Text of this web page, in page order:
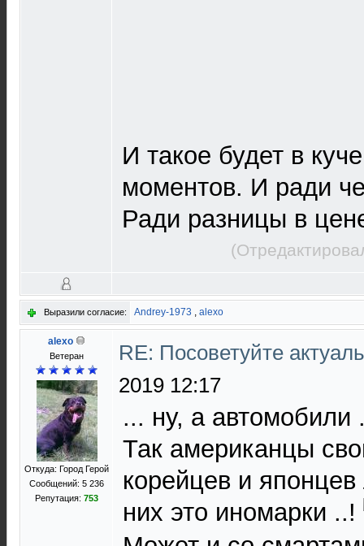
И такое будет в
моментов. И ради
Ради разницы в
Выразили согласие: Andrey-1973 , alexo
alexo
Ветеран
Откуда: Город Герой
Сообщений: 5 236
Репутация: 753
RE: Посоветуйте
2019 12:17
... ну, а автомобили
Так американцы
корейцев и
них это иномарки ..!